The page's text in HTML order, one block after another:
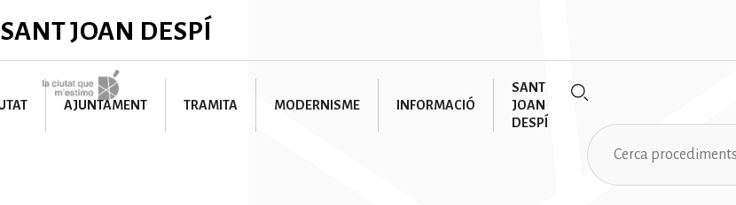
al
SANT JOAN DESPÍ
Imatge
AJUNTAMENT TRAMITA MODERNISME INFORMACIÓ
SANT
JOAN
DESPÍ
Cerca